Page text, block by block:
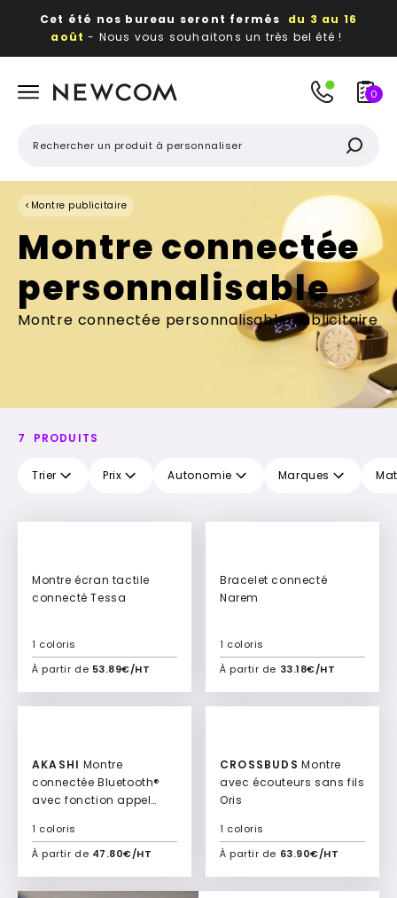
Cet été nos bureau seront fermés du 3 au 16
août - Nous vous souhaitons un très bel été !
publicitaires
0
< Montre publicitaire
Montre connectée
personnalisable
Montre connectée personnalisable publicitaire
7 PRODUITS
Trier Prix Autonomie Marques
Montre écran tactile
connecté Tessa
À partir de 53.89€/HT
1 coloris
Ajouter à mon devis
Bracelet connecté
Narem
À partir de 33.18€/HT
1 coloris
Ajouter à mon devis
AKASHI
connectée Bluetooth®
avec fonction appel
À partir de 47.80€/HT
1 coloris
Ajouter à mon devis
CROSSBUDS Montre
avec écouteurs sans fils
Oris
À partir de 63.90€/HT
1 coloris
Ajouter à mon devis